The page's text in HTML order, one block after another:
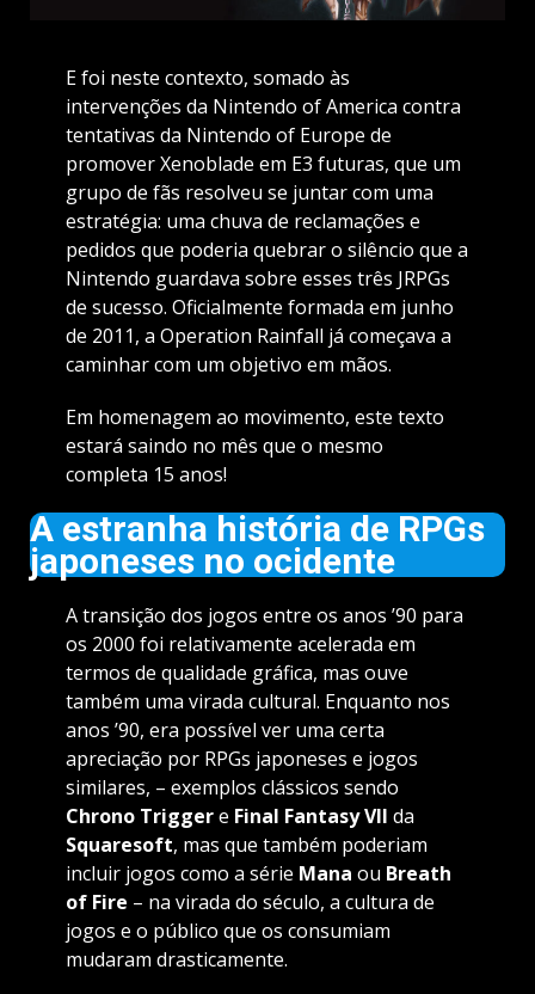
E foi neste contexto, somado às
intervenções da Nintendo of America contra
tentativas da Nintendo of Europe de
promover Xenoblade em E3 futuras, que um
grupo de fãs resolveu se juntar com uma
estratégia: uma chuva de reclamações e
pedidos que poderia quebrar o silêncio que a
Nintendo guardava sobre esses três JRPGs
de sucesso. Oficialmente formada em junho
de 2011, a Operation Rainfall já começava a
caminhar com um objetivo em mãos.
Em homenagem ao movimento, este texto
estará saindo no mês que o mesmo
completa 15 anos!
A estranha história de RPGs
japoneses no ocidente
A transição dos jogos entre os anos ’90 para
os 2000 foi relativamente acelerada em
termos de qualidade gráfica, mas ouve
também uma virada cultural. Enquanto nos
anos ’90, era possível ver uma certa
apreciação por RPGs japoneses e jogos
similares, – exemplos clássicos sendo
Chrono Triggere Final Fantasy VII da
Squaresoft, mas que também poderiam
incluir jogos como a série Mana ou Breath
of Fire – na virada do século, a cultura de
jogos e o público que os consumiam
mudaram drasticamente.